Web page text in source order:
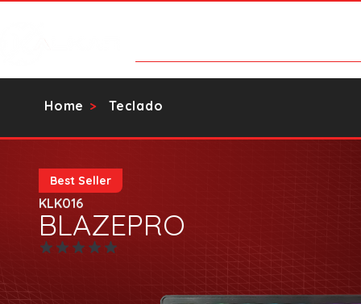
>
Home Teclado
BLAZEPRO
Ainda sem avaliações
KLK016
Best Seller